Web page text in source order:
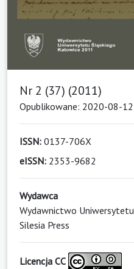
Nr 2 (37) (2011)
Opublikowane: 2020-08-12
ISSN: 0137-706X
eISSN: 2353-9682
Wydawca
Wydawnictwo
Silesia Press
Licencja CC